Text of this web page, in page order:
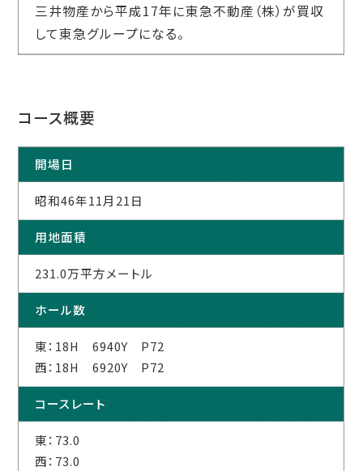
三井物産から平成17年に東急不動産（株）が買収
して東急グループになる。
コース概要
開場日
昭和46年11月21日
用地面積
231.0万平方メートル
ホール数
東：18H 6940Y P72
西：18H 6920Y P72
コースレート
東：73.0
西：73.0